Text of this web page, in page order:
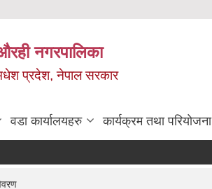
नगरपालिका
प्रदेश, नेपाल सरकार
वडा कार्यालयहरु कार्यक्रम तथा परियोजना